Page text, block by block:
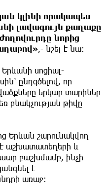
կլինի որակապես
լավագույն քաղաքը
նորից
,- նշել է նա։
սոցիալ-
ընդգծելով, որ
երկար տարիներ
բնակչության թիվը
Երևան շարունակվող
աշխատատեղերի և
բաշխմամբ, ինչի
է
առաջ։